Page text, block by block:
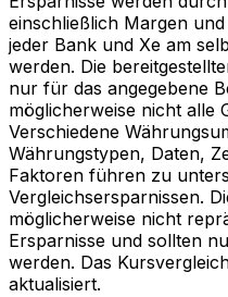
einschließlich Margen
jeder Bank und Xe am
werden. Die
nur für das angegebene
möglicherweise nicht alle
Verschiedene
Währungstypen, Daten,
Faktoren führen zu
Vergleichsersparnissen.
möglicherweise nicht
Ersparnisse und sollten
werden. Das
aktualisiert.